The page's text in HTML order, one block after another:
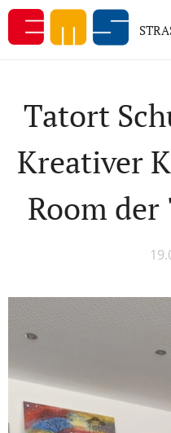
Tatort
Kreativer
Room der